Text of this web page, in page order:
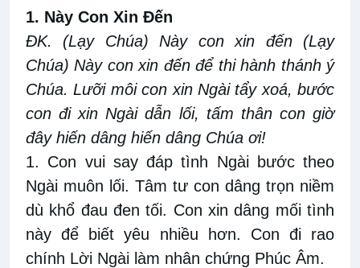
1. Này Con Xin Đến
ĐK. (Lạy Chúa) Này con xin đến (Lạy
Chúa) Này con xin đến để thi hành thánh ý
Chúa. Lưỡi môi con xin Ngài tẩy xoá, bước
con đi xin Ngài dẫn lối, tấm thân con giờ
đây hiến dâng hiến dâng Chúa ơi!
1. Con vui say đáp tình Ngài bước theo
Ngài muôn lối. Tâm tư con dâng trọn niềm
dù khổ đau đen tối. Con xin dâng mối tình
này để biết yêu nhiều hơn. Con đi rao
chính Lời Ngài làm nhân chứng Phúc Âm.